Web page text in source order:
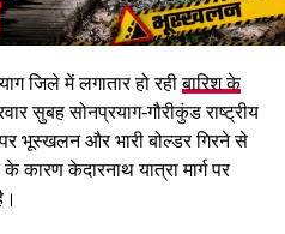
जिले में लगातार हो रहीबारिश के
सुबह सोनप्रयाग-गौरीकुंड राष्ट्रीय
भूस्खलन और भारी बोल्डर गिरने से
कारण केदारनाथ यात्रा मार्ग पर